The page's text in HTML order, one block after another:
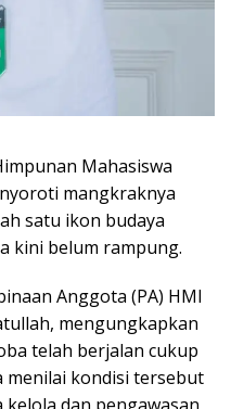
Mahasiswa
mangkraknya
satu ikon budaya
kini belum rampung.
Anggota (PA) HMI
mengungkapkan
telah berjalan cukup
menilai kondisi tersebut